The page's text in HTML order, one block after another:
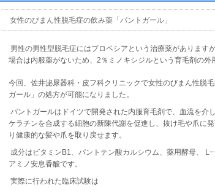
女性のびまん性脱毛症の飲み薬「パントガール」
男性の男性型脱毛症にはプロペシアという治療薬があります
場合は内服薬がないため、 2 ％ミノキシジルという育毛剤の外
今回、佐井泌尿器科・皮フ科クリニックで女性のびまん性脱
ガール」の処方が可能になりました。
パントガールはドイツで開発された内服育毛剤で、血流を介
ケラチンを合成する細胞の新陳代謝を促進し、抜け毛や爪に
り健康的な髪や爪を取り戻せます。
成分はビタミン B1、パントテン酸カルシウム、薬用酵母、 L−
アミノ安息香酸です。
実際に行われた臨床試験は